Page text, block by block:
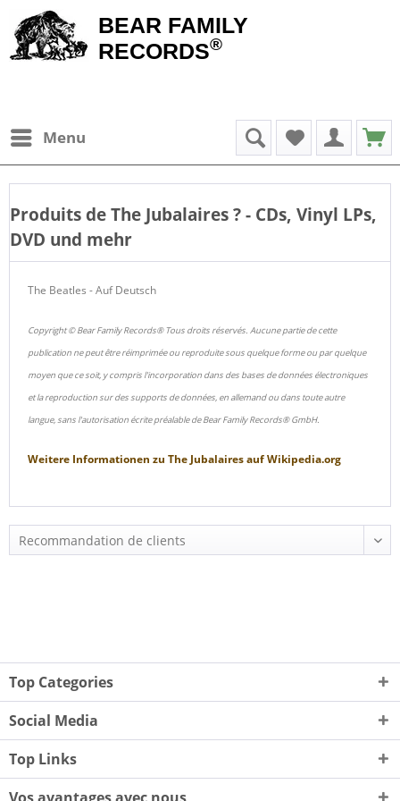
BEAR FAMILY
RECORDS®
Menu
Produits deThe Jubalaires? - CDs, Vinyl LPs,
DVD und mehr
The Beatles - Auf Deutsch
Copyright © Bear Family Records® Tous droits réservés. Aucune partie de cette
publication ne peut être réimprimée ou reproduite sous quelque forme ou par quelque
moyen que ce soit, y compris l'incorporation dans des bases de données électroniques
et la reproduction sur des supports de données, en allemand ou dans toute autre
langue, sans l'autorisation écrite préalable de Bear Family Records® GmbH.
Weitere Informationen zu The JubalairesaufWikipedia.org
Top Categories
Social Media
Top Links